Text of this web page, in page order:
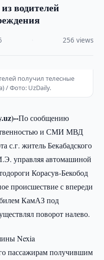
водителей
256 views
получил телесные
/ Фото: UzDaily.
По сообщению
и СМИ МВД
с.г. житель Бекабадского
управляя автомашиной
Корасув-Бекобод
происшествие с впереди
КамАЗ под
поворот налево.
Nexia
пассажирам получившим